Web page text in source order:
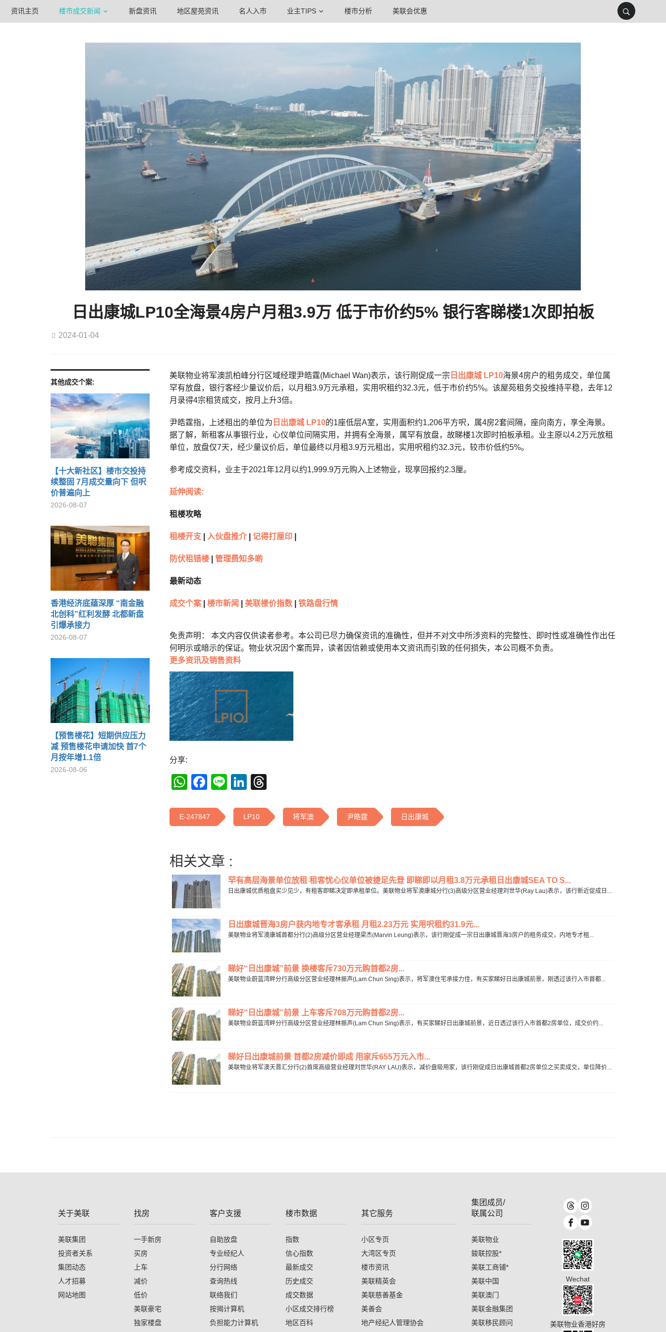
资讯主页 楼市成交新闻 新盘资讯 地区屋苑资讯 名人入市 业主TIPS 楼市分析 美联会优惠
日出康城LP10全海景4房户月租3.9万 低于市价约5% 银行客睇楼1次即拍板
2024-01-04
其他成交个案:
【十大新社区】楼市交投持
续整固 7月成交量向下 但呎
价普遍向上
2026-08-07
香港经济底蕴深厚 “南金融
北创科”红利发酵 北都新盘
引爆承接力
2026-08-07
【预售楼花】短期供应压力
减 预售楼花申请加快 首7个
月按年增1.1倍
2026-08-06
美联物业将军澳凯柏峰分行区域经理尹皓霆(Michael Wan)表示，该行刚促成一宗 日出康城 LP10海景4房户的租务成交，单位属
罕有放盘，银行客经少量议价后，以月租3.9万元承租，实用呎租约32.3元，低于市价约5%。该屋苑租务交投维持平稳，去年12
月录得4宗租赁成交，按月上升3倍。
尹皓霆指，上述租出的单位为 日出康城 LP10的1座低层A室，实用面积约1,206平方呎，属4房2套间隔，座向南方，享全海景。
据了解，新租客从事银行业，心仪单位间隔实用，并拥有全海景，属罕有放盘，故睇楼1次即时拍板承租。业主原以4.2万元放租
单位，放盘仅7天，经少量议价后，单位最终以月租3.9万元租出，实用呎租约32.3元，较市价低约5%。
参考成交资料，业主于2021年12月以约1,999.9万元购入上述物业，现享回报约2.3厘。
延伸阅读:
租楼攻略
租楼开支 入伙盘推介 记得打厘印
防伏租错楼 管理费知多啲
最新动态
成交个案 楼市新闻 美联楼价指数 铁路盘行情
免责声明： 本文内容仅供读者参考。本公司已尽力确保资讯的准确性，但并不对文中所涉资料的完整性、即时性或准确性作出任
何明示或暗示的保证。物业状况因个案而异，读者因信赖或使用本文资讯而引致的任何损失，本公司概不负责。
更多资讯及销售资料
分享:
WhatsApp
Facebook
LineLinkedIn
E-247847 LP10 将军澳 尹皓霆 日出康城
相关文章 :
罕有高层海景单位放租 租客忧心仪单位被捷足先登 即睇即以月租3.8万元承租日出康城SEA TO S...
日出康城优质租盘买少见少，有租客即睇决定即承租单位。美联物业将军澳康城分行(3)高级分区营业经理刘世华(Ray Lau)表示，该行新近促成日...
日出康城晋海3房户获内地专才客承租 月租2.23万元 实用呎租约31.9元...
美联物业将军澳康城首都分行(2)高级分区营业经理梁杰(Marvin Leung)表示，该行刚促成一宗日出康城晋海3房户的租务成交，内地专才租...
睇好“日出康城”前景 换楼客斥730万元购首都2房...
美联物业蔚蓝湾畔分行高级分区营业经理林振声(Lam Chun Sing)表示，将军澳住宅承接力佳，有买家睇好日出康城前景，刚透过该行入市首都...
睇好“日出康城”前景 上车客斥708万元购首都2房...
美联物业蔚蓝湾畔分行高级分区营业经理林振声(Lam Chun Sing)表示，有买家睇好日出康城前景，近日透过该行入市首都2房单位，成交价约...
睇好日出康城前景 首都2房减价即成 用家斥655万元入市...
美联物业将军澳天晋汇分行(2)首席高级营业经理刘世华(RAY LAU)表示，减价盘吸用家，该行刚促成日出康城首都2房单位之买卖成交，单位降价...
关于美联
美联集团
投资者关系
集团动态
人才招募
网站地图
找房
一手新房
买房
上车
减价
低价
美联豪宅
独家楼盘
客户支援
自助放盘
专业经纪人
分行网络
查询热线
联络我们
按揭计算机
负担能力计算机
楼市数据
指数
信心指数
最新成交
历史成交
成交数据
小区成交排行榜
地区百科
其它服务
小区专页
大湾区专页
楼市资讯
美联精英会
美联慈善基金
美善会
地产经纪人管理协会
集团成员/
联属公司
美联物业
鋑联控股*
美联工商铺*
美联中国
美联澳门
美联金融集团
美联移民顾问
Wechat
美联物业香港好房